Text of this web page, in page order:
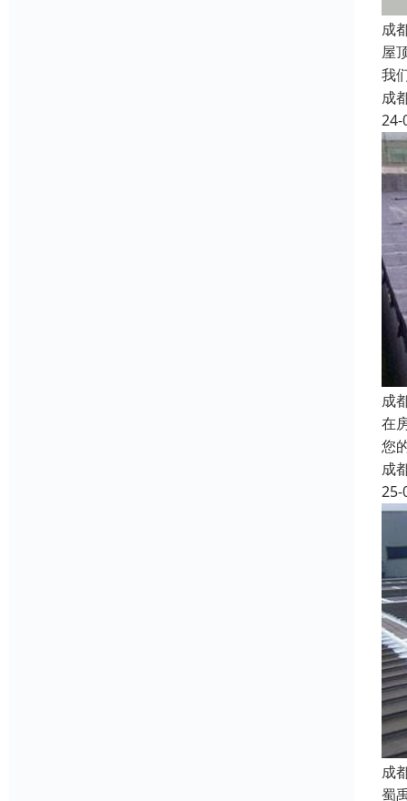
成
屋
我
成
24-
成
在
您
成
25-
成
蜀